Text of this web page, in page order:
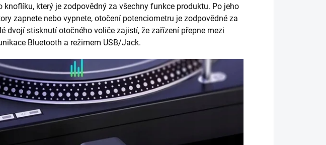
knoflíku, který je zodpovědný za všechny funkce produktu. Po jeho
zapnete nebo vypnete, otočení potenciometru je zodpovědné za
dvojí stisknutí otočného voliče zajistí, že zařízení přepne mezi
Bluetooth a režimem USB/Jack.